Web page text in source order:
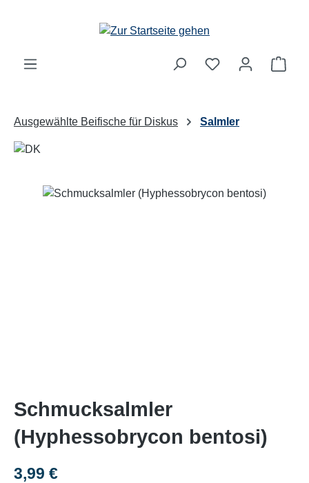
Ausgewählte Beifische für Diskus Salmler
Bildergalerie überspringen
Schmucksalmler
(Hyphessobrycon bentosi)
Regulärer Preis:
3,99 €